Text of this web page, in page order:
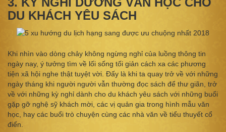
DU KHÁCH YÊU SÁCH
Khi nhìn vào dòng chảy không ngừng nghỉ của luồng thông tin
ngày nay, ý tưởng tìm về lối sống tối giản cách xa các phương
tiện xã hội nghe thật tuyệt vời. Đấy là khi ta quay trở về với những
ngày tháng khi người người vẫn thường đọc sách để thư giãn, trở
về với những kỳ nghỉ dành cho du khách yêu sách với những buổi
gặp gỡ nghệ sỹ khách mời, các vị quản gia trong hình mẫu văn
học, hay các buổi trò chuyện cùng các nhà văn về tiểu thuyết cổ
điển.